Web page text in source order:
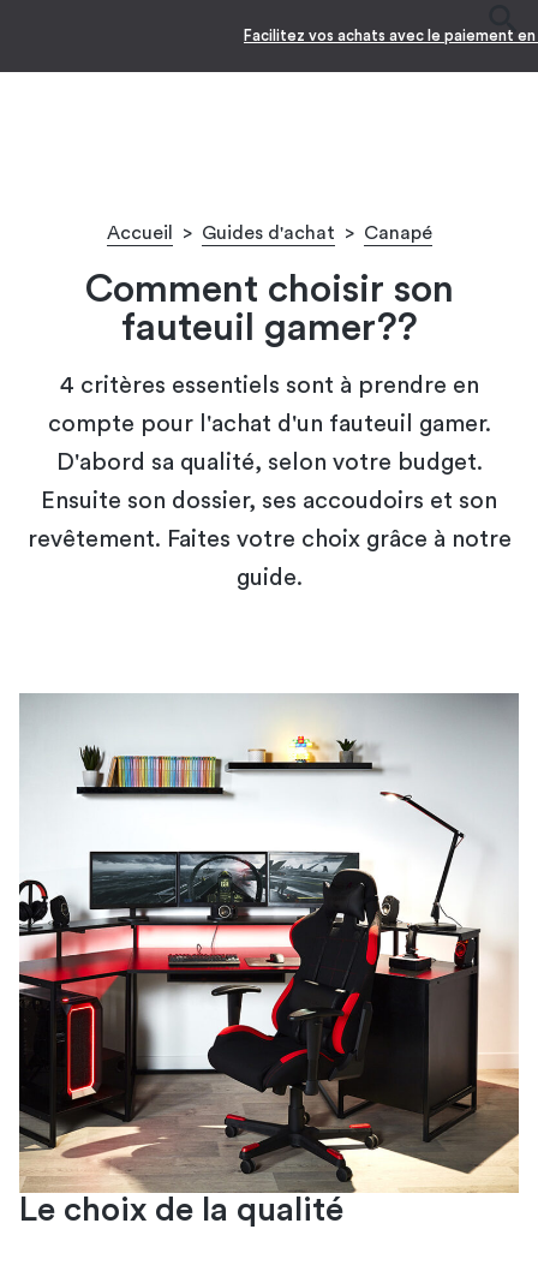
Facilitez vos achats avec le paiement en 10x
Accueil > Guides d'achat > Canapé
Comment choisir son
fauteuil gamer??
4 critères essentiels sont à prendre en
compte pour l'achat d'un fauteuil gamer.
D'abord sa qualité, selon votre budget.
Ensuite son dossier, ses accoudoirs et son
revêtement. Faites votre choix grâce à notre
guide.
Le choix de la qualité